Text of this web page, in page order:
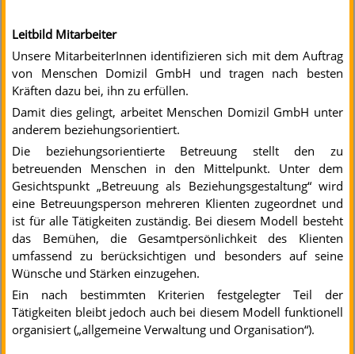
Leitbild Mitarbeiter
Unsere MitarbeiterInnen identifizieren sich mit dem Auftrag
von Menschen Domizil GmbH und tragen nach besten
Kräften dazu bei, ihn zu erfüllen.
Damit dies gelingt, arbeitet Menschen Domizil GmbH unter
anderem beziehungsorientiert.
Die beziehungsorientierte Betreuung stellt den zu
betreuenden Menschen in den Mittelpunkt. Unter dem
Gesichtspunkt „Betreuung als Beziehungsgestaltung“ wird
eine Betreuungsperson mehreren Klienten zugeordnet und
ist für alle Tätigkeiten zuständig. Bei diesem Modell besteht
das Bemühen, die Gesamtpersönlichkeit des Klienten
umfassend zu berücksichtigen und besonders auf seine
Wünsche und Stärken einzugehen.
Ein nach bestimmten Kriterien festgelegter Teil der
Tätigkeiten bleibt jedoch auch bei diesem Modell funktionell
organisiert („allgemeine Verwaltung und Organisation“).